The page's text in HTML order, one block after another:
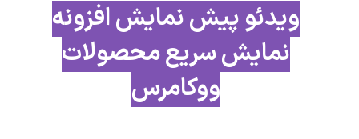
ویدئو پیش نمایش افزونه
نمایش سریع محصولات
ووکامرس